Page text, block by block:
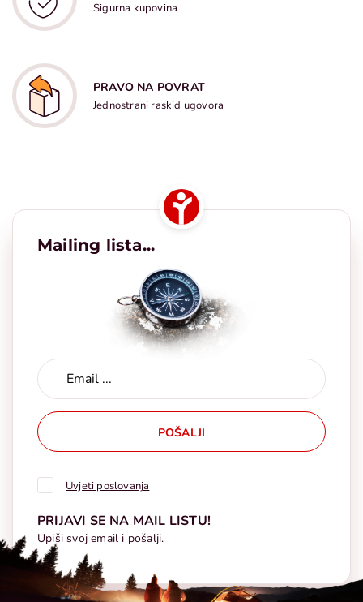
Sigurna kupovina
PRAVO NA POVRAT
Jednostrani raskid ugovora
Mailing lista...
POŠALJI
Uvjeti poslovanja
PRIJAVI SE NA MAIL LISTU!
Upiši svoj email i pošalji.